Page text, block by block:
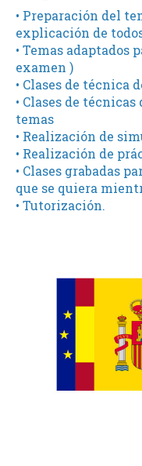
• Preparación del
explicación de
• Temas adaptados
examen )
• Clases de técnica
• Clases de
temas
• Realización de
• Realización de
• Clases grabadas
que se quiera
• Tutorización.